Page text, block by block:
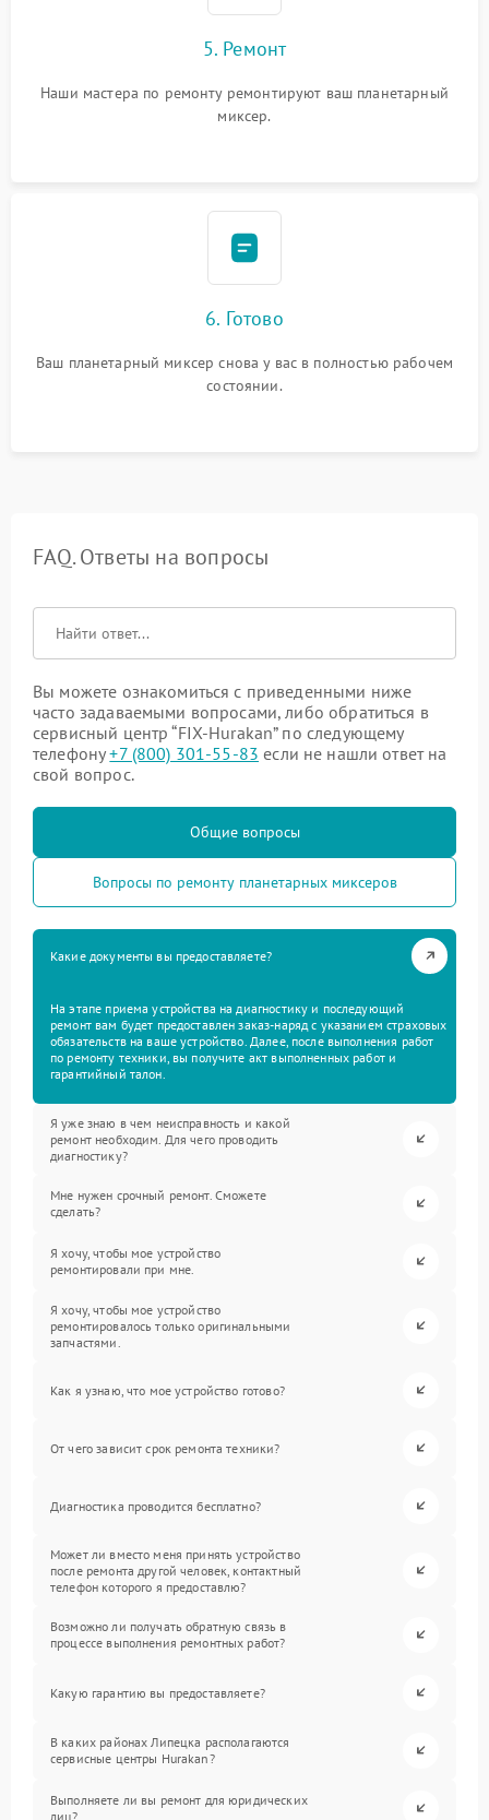
5. Ремонт
Наши мастера по ремонту ремонтируют ваш планетарный
миксер.
6. Готово
Ваш планетарный миксер снова у вас в полностью рабочем
состоянии.
FAQ. Ответы на вопросы
Вы можете ознакомиться с приведенными ниже
часто задаваемыми вопросами, либо обратиться в
сервисный центр “FIX-Hurakan” по следующему
телефону+7 (800) 301-55-83 если не нашли ответ на
свой вопрос.
Общие вопросы
Вопросы по ремонту планетарных миксеров
Какие документы вы предоставляете?
На этапе приема устройства на диагностику и последующий
ремонт вам будет предоставлен заказ-наряд с указанием страховых
обязательств на ваше устройство. Далее, после выполнения работ
по ремонту техники, вы получите акт выполненных работ и
гарантийный талон.
Я уже знаю в чем неисправность и какой
ремонт необходим. Для чего проводить
диагностику?
Мне нужен срочный ремонт. Сможете
сделать?
Я хочу, чтобы мое устройство
ремонтировали при мне.
Я хочу, чтобы мое устройство
ремонтировалось только оригинальными
запчастями.
Как я узнаю, что мое устройство готово?
От чего зависит срок ремонта техники?
Диагностика проводится бесплатно?
Может ли вместо меня принять устройство
после ремонта другой человек, контактный
телефон которого я предоставлю?
Возможно ли получать обратную связь в
процессе выполнения ремонтных работ?
Какую гарантию вы предоставляете?
В каких районах Липецка располагаются
сервисные центры Hurakan?
Выполняете ли вы ремонт для юридических
лиц?